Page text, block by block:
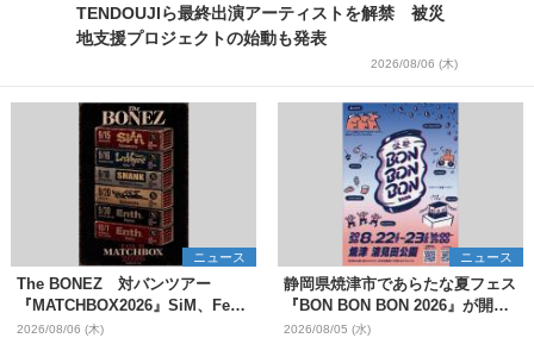
TENDOUJIら最終出演アーティストを解禁 被災
地支援プロジェクトの始動も発表
2026/08/06 (木)
ニュース
The BONEZ 対バンツアー
『MATCHBOX2026』SiM、Fear,
and Loathing in Las Vegasら対
2026/08/06 (木)
ニュース
静岡県焼津市であらたな夏フェス
『BON BON BON 2026』が開
催 音楽ライブ×盆踊り×DJ×屋台
2026/08/05 (水)